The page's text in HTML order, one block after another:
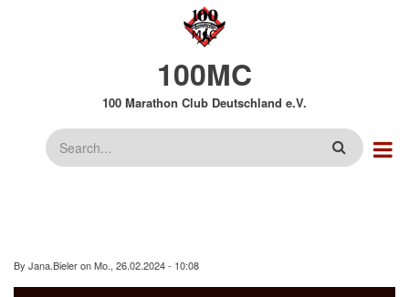
100MC
100 Marathon Club Deutschland e.V.
Suche
By Jana.BieleronMo., 26.02.2024 - 10:08